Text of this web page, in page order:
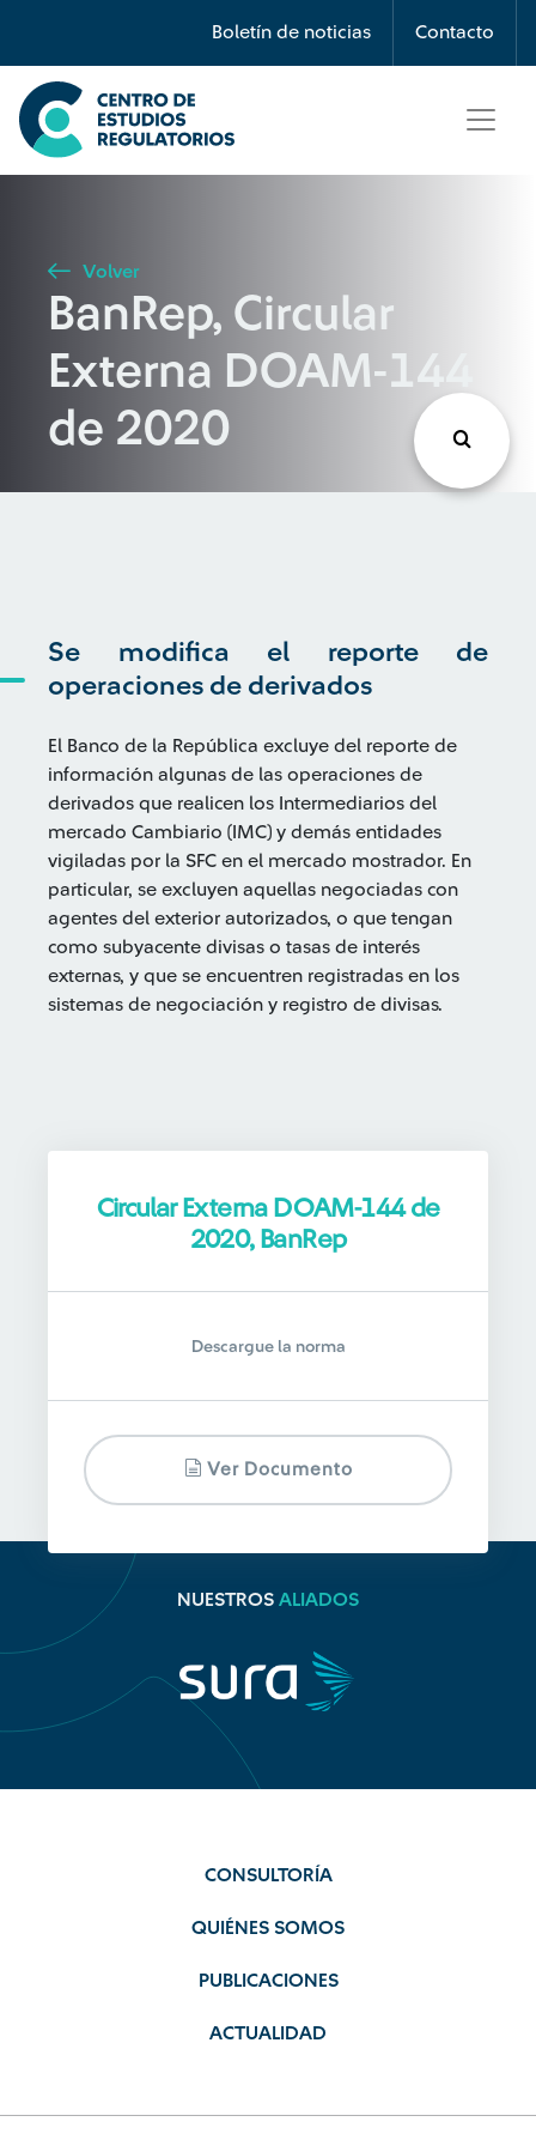
Boletín de noticias Contacto
Búsqueda
Seleccione país
Buscar
Volver
BanRep, Circular
Externa DOAM-144
de 2020
Se modifica el reporte de
operaciones de derivados
El Banco de la República excluye del reporte de
información algunas de las operaciones de
derivados que realicen los Intermediarios del
mercado Cambiario (IMC) y demás entidades
vigiladas por la SFC en el mercado mostrador. En
particular, se excluyen aquellas negociadas con
agentes del exterior autorizados, o que tengan
como subyacente divisas o tasas de interés
externas, y que se encuentren registradas en los
sistemas de negociación y registro de divisas.
Circular Externa DOAM-144 de
2020, BanRep
Descargue la norma
Ver Documento
NUESTROS ALIADOS
CONSULTORÍA
QUIÉNES SOMOS
PUBLICACIONES
ACTUALIDAD